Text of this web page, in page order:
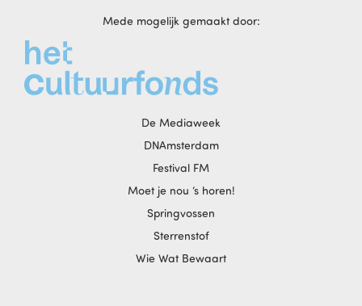
Mede mogelijk gemaakt door:
De Mediaweek
DNAmsterdam
Festival FM
Moet je nou ‘s horen!
Springvossen
Sterrenstof
Wie Wat Bewaart